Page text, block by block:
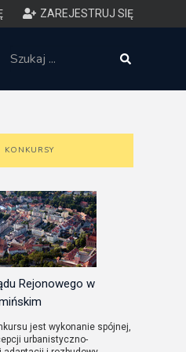
ZAREJESTRUJ SIĘ
KONKURSY
Rejonowego w
jest wykonanie spójnej,
urbanistyczno-